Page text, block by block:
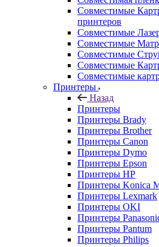
Совместимые
принтеров
Совместимые
Совместимые
Совместимые
Совместимые
Совместимые
Принтеры
Назад
Принтеры
Принтеры Brady
Принтеры Brother
Принтеры Canon
Принтеры Dymo
Принтеры Epson
Принтеры HP
Принтеры Konica
Принтеры Lexmark
Принтеры OKI
Принтеры
Принтеры Pantum
Принтеры Philips